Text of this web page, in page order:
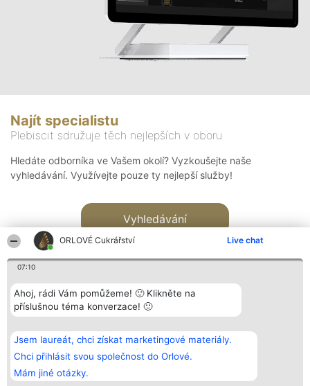
ORLOVÉ Cukrářství Live chat
07:10
Ahoj, rádi Vám pomůžeme! 🙂 Klikněte na
příslušnou téma konverzace! 🙂
Jsem laureát, chci získat marketingové materiály.
Chci přihlásit svou společnost do Orlové.
Mám jiné otázky.
Najít specialistu
Plebiscit sdružuje těch nejlepších v oboru
Hledáte odborníka ve Vašem okolí? Vyzkoušejte naše
vyhledávání. Využívejte pouze ty nejlepší služby!
Vyhledávání
Bright Side Solutions sp. z o.
o. sp. k.
ul. Ruska 22
Wrocław 50-079
KRS 0000749100 | Regon
381313360 | NIP 8943132676
Vítězové
Seznam všech
laureátů
Zásady
Zásady
Kontakt